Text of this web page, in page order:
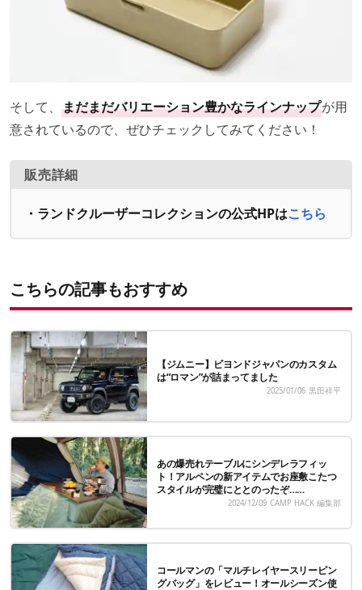
そして、 まだまだバリエーション豊かなラインナップが用
意されているので、ぜひチェックしてみてください！
販売詳細
・ランドクルーザーコレクションの公式HPはこちら
こちらの記事もおすすめ
【ジムニー】ビヨンドジャパンのカスタム
は“ロマン”が詰まってました
2025/01/06 黒田祥平
あの爆売れテーブルにシンデレラフィッ
ト！アルペンの新アイテムでお座敷こたつ
スタイルが完璧にととのったぞ……
2024/12/09 CAMP HACK 編集部
コールマンの「マルチレイヤースリーピン
グバッグ」をレビュー！オールシーズン使